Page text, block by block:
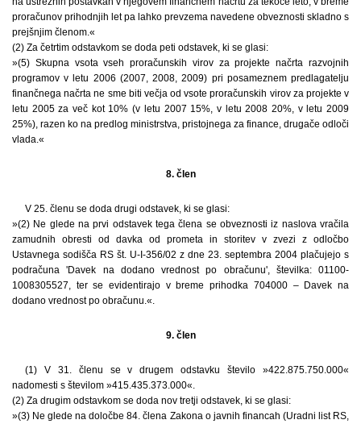
proračunov prihodnjih let pa lahko prevzema navedene obveznosti skladno s
prejšnjim členom.«
(2) Za četrtim odstavkom se doda peti odstavek, ki se glasi:
»(5) Skupna vsota vseh proračunskih virov za projekte načrta razvojnih
programov v letu 2006 (2007, 2008, 2009) pri posameznem predlagatelju
finančnega načrta ne sme biti večja od vsote proračunskih virov za projekte v
letu 2005 za več kot 10% (v letu 2007 15%, v letu 2008 20%, v letu 2009
25%), razen ko na predlog ministrstva, pristojnega za finance, drugače odloči
vlada.«
8. člen
V 25. členu se doda drugi odstavek, ki se glasi:
»(2) Ne glede na prvi odstavek tega člena se obveznosti iz naslova vračila
zamudnih obresti od davka od prometa in storitev v zvezi z odločbo
Ustavnega sodišča RS št. U-I-356/02 z dne 23. septembra 2004 plačujejo s
podračuna 'Davek na dodano vrednost po obračunu', številka: 01100-
1008305527, ter se evidentirajo v breme prihodka 704000 – Davek na
dodano vrednost po obračunu.«.
9. člen
(1) V 31. členu se v drugem odstavku število »422.875.750.000«
nadomesti s številom »415.435.373.000«.
(2) Za drugim odstavkom se doda nov tretji odstavek, ki se glasi:
»(3) Ne glede na določbe 84. člena Zakona o javnih financah (Uradni list RS,